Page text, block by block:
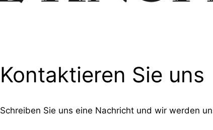
Kontaktieren Sie uns
Schreiben Sie uns eine Nachricht und wir werden